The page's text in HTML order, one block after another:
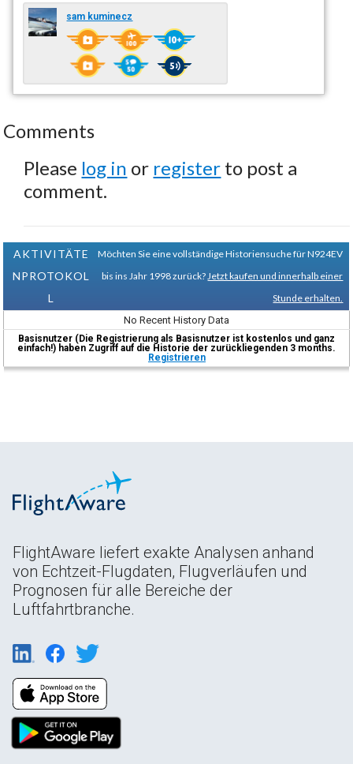
sam kuminecz
Comments
Please log in or register to post a
comment.
AKTIVITÄTE
NPROTOKOL
L
Möchten Sie eine vollständige Historiensuche für N924EV
bis ins Jahr 1998 zurück? Jetzt kaufen und innerhalb einer
Stunde erhalten.
No Recent History Data
Basisnutzer (Die Registrierung als Basisnutzer ist kostenlos und ganz
einfach!) haben Zugriff auf die Historie der zurückliegenden 3 months.
Registrieren
FlightAware liefert exakte Analysen anhand
von Echtzeit-Flugdaten, Flugverläufen und
Prognosen für alle Bereiche der
Luftfahrtbranche.